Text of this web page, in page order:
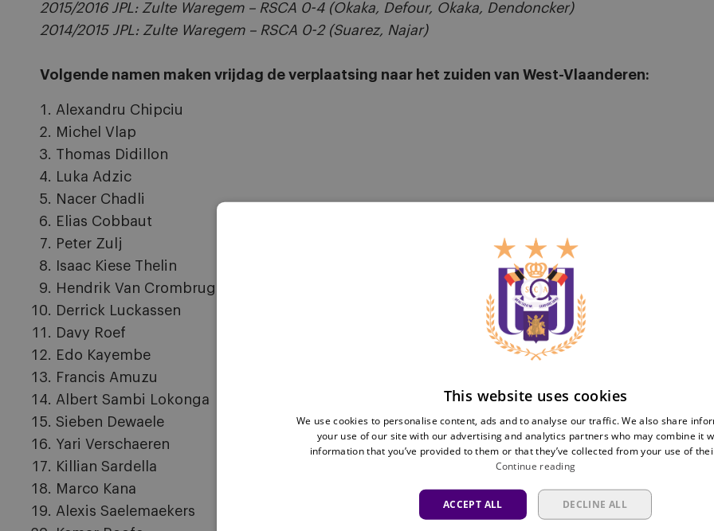
2015/2016 JPL: Zulte Waregem – RSCA 0-4 (Okaka, Defour, Okaka, Dendoncker)
2014/2015 JPL: Zulte Waregem – RSCA 0-2 (Suarez, Najar)
Volgende namen maken vrijdag de verplaatsing naar het zuiden van West-Vlaanderen:
Alexandru Chipciu
Michel Vlap
Thomas Didillon
Luka Adzic
Nacer Chadli
Elias Cobbaut
Peter Zulj
Isaac Kiese Thelin
Hendrik Van Crombrugge
Derrick Luckassen
Davy Roef
Edo Kayembe
Francis Amuzu
Albert Sambi Lokonga
Sieben Dewaele
Yari Verschaeren
Killian Sardella
Marco Kana
Alexis Saelemaekers
This website uses cookies
We use cookies to personalise content, ads and to analyse our traffic. We also share
your use of our site with our advertising and analytics partners who may combine it
information that you’ve provided to them or that they’ve collected from your use of
Continue reading
ACCEPT ALL DECLINE ALL